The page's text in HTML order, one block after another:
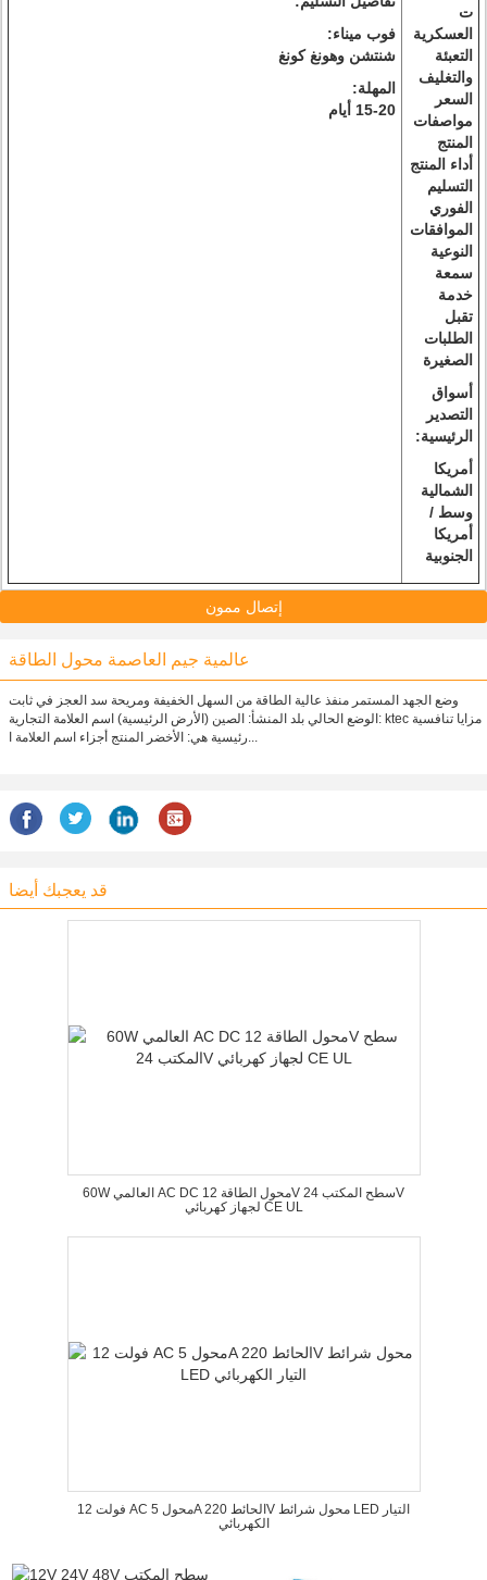
ت
العسكرية
التعبئة
والتغليف
السعر
مواصفات
المنتج
أداء المنتج
التسليم
الفوري
الموافقات
النوعية
سمعة
خدمة
تقبل
الطلبات
الصغيرة
أسواق
التصدير
الرئيسية:
أمريكا
الشمالية
وسط /
أمريكا
الجنوبية
فوب ميناء:
شنتشن وهونغ كونغ
المهلة:
15-20 أيام
إتصال ممون
عالمية جيم العاصمة محول الطاقة
وضع الجهد المستمر منفذ عالية الطاقة من السهل الخفيفة ومريحة سد العجز في ثابت
الوضع الحالي بلد المنشأ: الصين (الأرض الرئيسية) اسم العلامة التجارية: ktec مزايا تنافسية
رئيسية هي: الأخضر المنتج أجزاء اسم العلامة ا...
قد يعجبك أيضا
60W العالمي AC DC محول الطاقة 12V سطح المكتب 24V
لجهاز كهربائي CE UL
12 فولت AC محول 5A الحائط 220V محول شرائط LED التيار
الكهربائي